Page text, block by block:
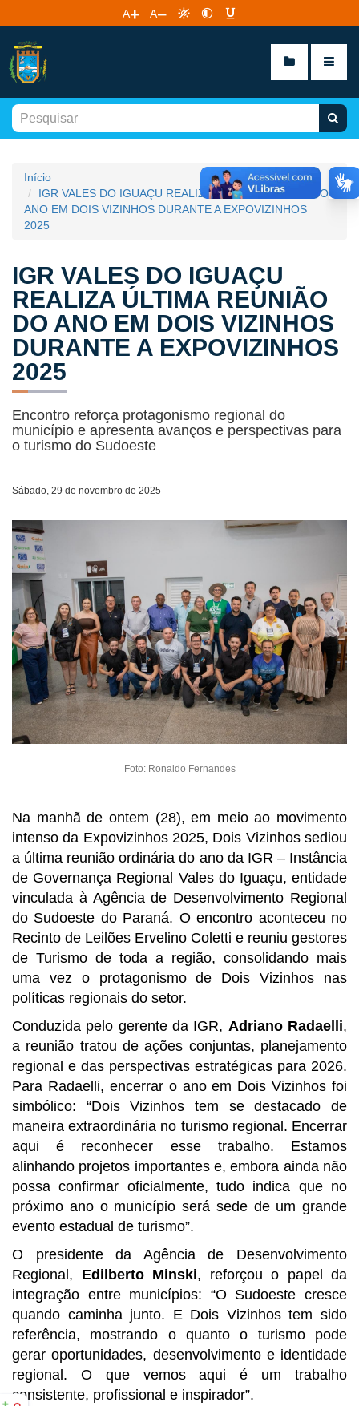
A A
Início
IGR VALES DO IGUAÇU REALIZA ÚLTIMA REUNIÃO DO
ANO EM DOIS VIZINHOS DURANTE A EXPOVIZINHOS
2025
IGR VALES DO IGUAÇU
REALIZA ÚLTIMA REUNIÃO
DO ANO EM DOIS VIZINHOS
DURANTE A EXPOVIZINHOS
2025
Encontro reforça protagonismo regional do
município e apresenta avanços e perspectivas para
o turismo do Sudoeste
Sábado, 29 de novembro de 2025
Foto: Ronaldo Fernandes
Na manhã de ontem (28), em meio ao movimento
intenso da Expovizinhos 2025, Dois Vizinhos sediou
a última reunião ordinária do ano da IGR – Instância
de Governança Regional Vales do Iguaçu, entidade
vinculada à Agência de Desenvolvimento Regional
do Sudoeste do Paraná. O encontro aconteceu no
Recinto de Leilões Ervelino Coletti e reuniu gestores
de Turismo de toda a região, consolidando mais
uma vez o protagonismo de Dois Vizinhos nas
políticas regionais do setor.
Conduzida pelo gerente da IGR, Adriano Radaelli,
a reunião tratou de ações conjuntas, planejamento
regional e das perspectivas estratégicas para 2026.
Para Radaelli, encerrar o ano em Dois Vizinhos foi
simbólico: “Dois Vizinhos tem se destacado de
maneira extraordinária no turismo regional. Encerrar
aqui é reconhecer esse trabalho. Estamos
alinhando projetos importantes e, embora ainda não
possa confirmar oficialmente, tudo indica que no
próximo ano o município será sede de um grande
evento estadual de turismo”.
O presidente da Agência de Desenvolvimento
Regional, Edilberto Minski, reforçou o papel da
integração entre municípios: “O Sudoeste cresce
quando caminha junto. E Dois Vizinhos tem sido
referência, mostrando o quanto o turismo pode
gerar oportunidades, desenvolvimento e identidade
regional. O que vemos aqui é um trabalho
consistente, profissional e inspirador”.